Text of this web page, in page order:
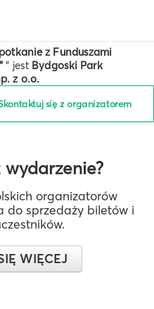
z Funduszami
" jest Bydgoski Park
z o.o.
się z organizatorem
organizatorów
do sprzedaży biletów i
WIĘCEJ